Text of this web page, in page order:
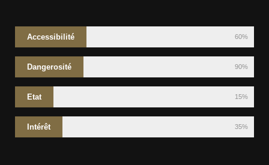
Accessibilité 60%
Dangerosité 90%
Etat 15%
Intérêt 35%